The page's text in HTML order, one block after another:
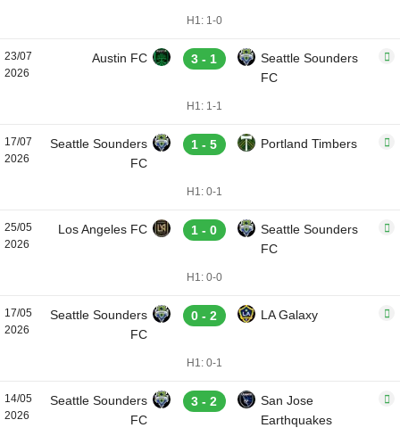
H1: 1-0
23/07
2026
Austin FC 3 - 1
Seattle Sounders
FC
H1: 1-1
17/07
2026
Seattle Sounders
FC
1 - 5 Portland Timbers
H1: 0-1
25/05
2026
Los Angeles FC 1 - 0
Seattle Sounders
FC
H1: 0-0
17/05
2026
Seattle Sounders
FC
0 - 2 LA Galaxy
H1: 0-1
14/05
2026
Seattle Sounders
FC
3 - 2
San Jose
Earthquakes